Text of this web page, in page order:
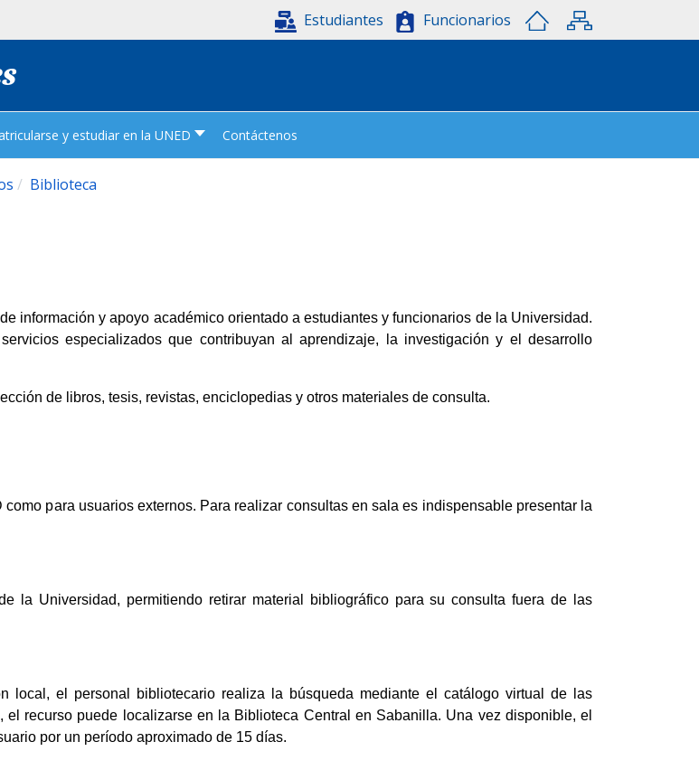
Estudiantes Funcionarios
y estudiar en la UNED Contáctenos
Biblioteca
información y apoyo académico orientado a estudiantes y funcionarios de la Universidad.
especializados que contribuyan al aprendizaje, la investigación y el desarrollo
de libros, tesis, revistas, enciclopedias y otros materiales de consulta.
para usuarios externos. Para realizar consultas en sala es indispensable presentar la
la Universidad, permitiendo retirar material bibliográfico para su consulta fuera de las
local, el personal bibliotecario realiza la búsqueda mediante el catálogo virtual de las
recurso puede localizarse en la Biblioteca Central en Sabanilla. Una vez disponible, el
por un período aproximado de 15 días.